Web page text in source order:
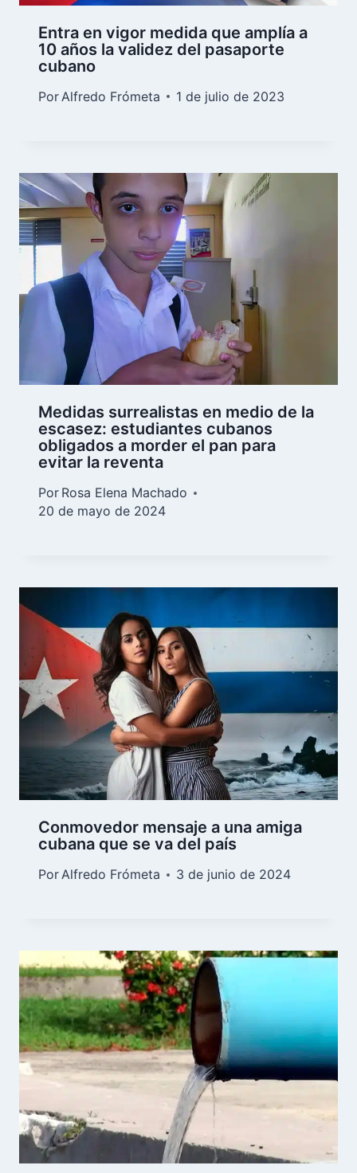
Entra en vigor medida que amplía a
10 años la validez del pasaporte
cubano
Por Alfredo Frómeta 1 de julio de 2023
Medidas surrealistas en medio de la
escasez: estudiantes cubanos
obligados a morder el pan para
evitar la reventa
Por Rosa Elena Machado
20 de mayo de 2024
Conmovedor mensaje a una amiga
cubana que se va del país
PorAlfredo Frómeta 3 de junio de 2024